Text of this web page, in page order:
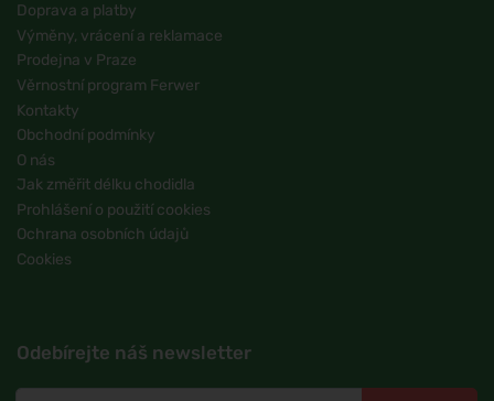
Doprava a platby
Výměny, vrácení a reklamace
Prodejna v Praze
Věrnostní program Ferwer
Kontakty
Obchodní podmínky
O nás
Jak změřit délku chodidla
Prohlášení o použití cookies
Ochrana osobních údajů
Cookies
Odebírejte náš newsletter